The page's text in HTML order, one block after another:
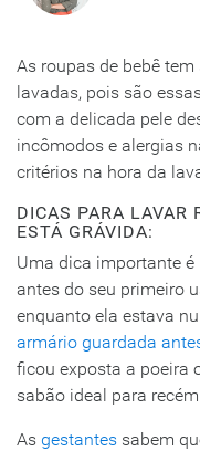
As roupas de bebê
lavadas, pois são
com a delicada pele
incômodos e alergias
critérios na hora da
DICAS PARA LAVAR
ESTÁ GRÁVIDA:
Uma dica importante
antes do seu primeiro
enquanto ela estava
armário guardada
ficou exposta a poeira
sabão ideal para
As gestantes sabem